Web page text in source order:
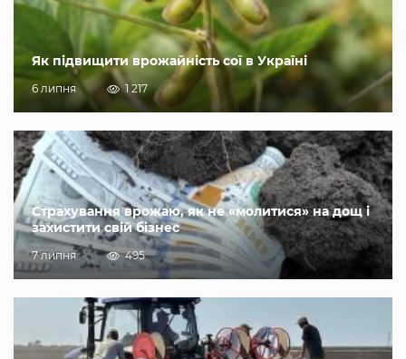
Як підвищити врожайність сої в Україні
6 липня 1 217
Страхування врожаю, як не «молитися» на дощ і
захистити свій бізнес
7 липня 495